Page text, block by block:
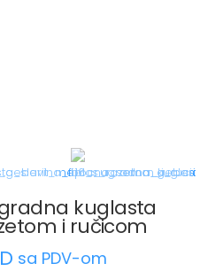
kuglasta
i ručicom
sa PDV-om